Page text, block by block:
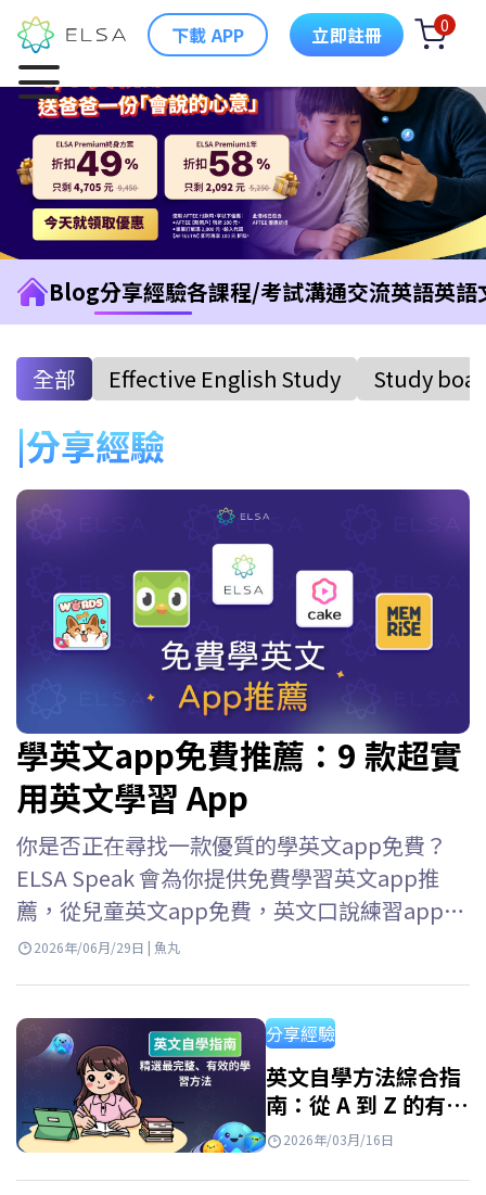
下載 APP 立即註冊 0
Blog分享經驗各課程/考試溝通交流英語英語
全部 Effective English Study Study
分享經驗
學英文app免費推薦：9 款超實
用英文學習 App
你是否正在尋找一款優質的學英文app免費？
ELSA Speak 會為你提供免費學習英文app推
薦，從兒童英文app免費，英文口說練習app免
費到英語口語練習應用等等，幫助你輕鬆選擇
英語變得輕鬆便捷。只需一部智能手機和網路
連接，你就可以隨時隨地學習。但是，並非所
有應用程式都有效。 優點: 隨時隨地學習 個人化
學習路徑 豐富的資源庫 寓教於樂 如何有效使用
2026年/06月/29日 | 魚丸
分享經驗
英文自學方法綜合指
南：從 A 到 Z 的有效
學習路線圖
2026年/03月/16日